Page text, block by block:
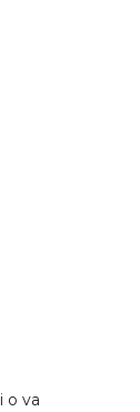
o va